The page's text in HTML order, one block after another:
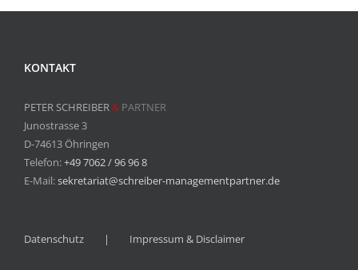
KONTAKT
PETER SCHREIBER& PARTNER
Junostrasse 3
D-74613 Öhringen
Telefon:+49 7062 / 96 96 8
E-Mail:sekretariat@schreiber-managementpartner.de
Datenschutz Impressum & Disclaimer